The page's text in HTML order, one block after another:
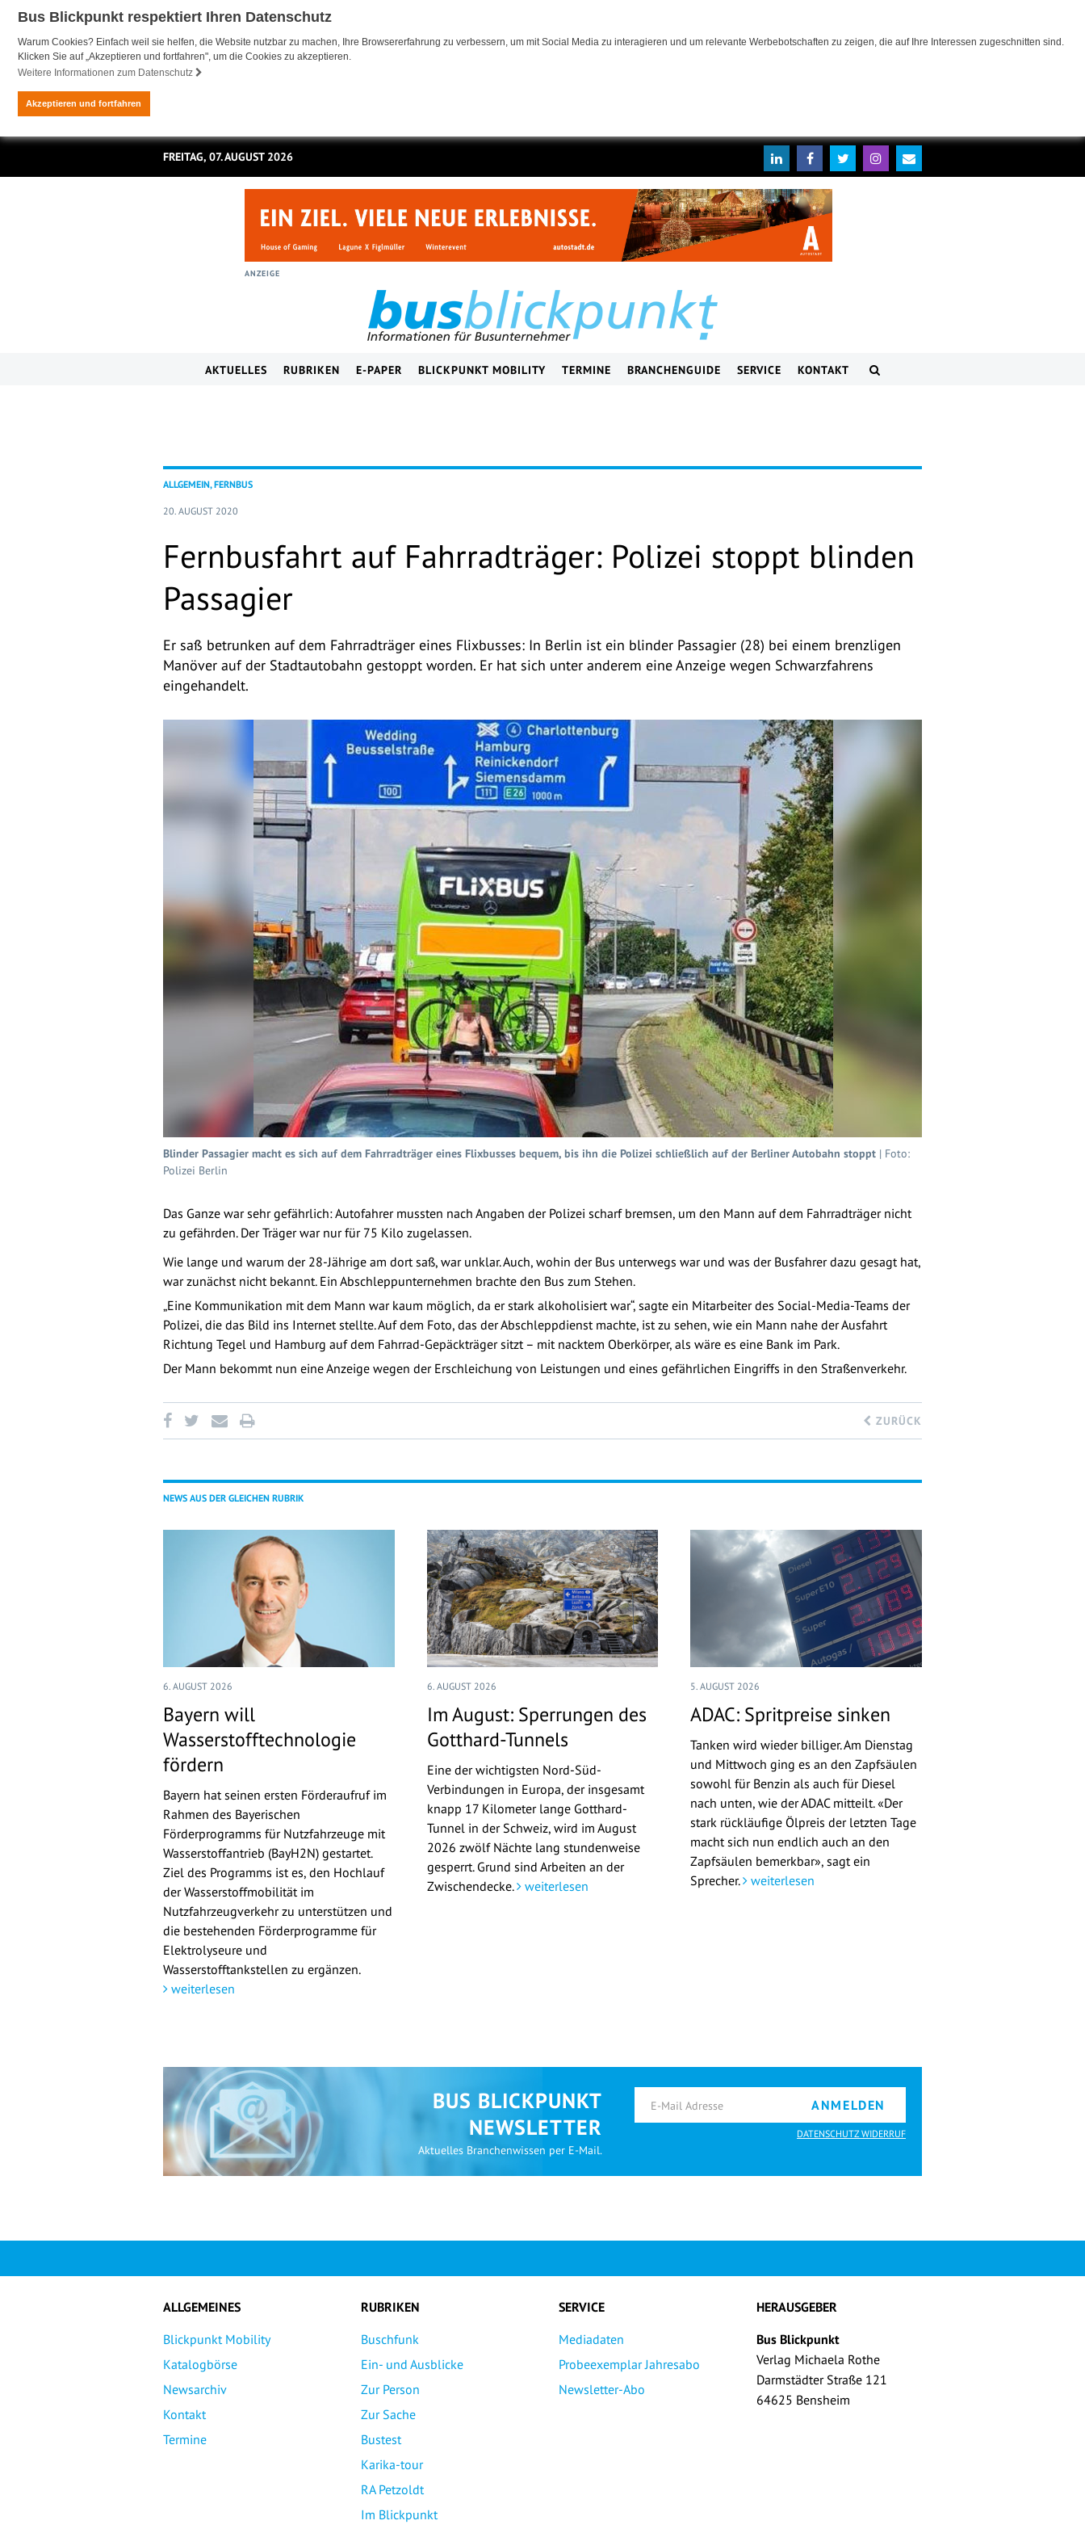
Bus Blickpunkt respektiert Ihren Datenschutz
Warum Cookies? Einfach weil sie helfen, die Website nutzbar zu machen, Ihre Browsererfahrung zu verbessern, um mit Social Media zu interagieren und um relevante Werbebotschaften zu zeigen, die auf Ihre Interessen zugeschnitten sind.
Klicken Sie auf „Akzeptieren und fortfahren", um die Cookies zu akzeptieren.
Weitere Informationen zum Datenschutz
Akzeptieren und fortfahren
FREITAG, 07. AUGUST 2026
ANZEIGE
AKTUELLES RUBRIKEN E-PAPER BLICKPUNKT MOBILITY TERMINE BRANCHENGUIDE SERVICE KONTAKT
ALLGEMEIN, FERNBUS
20. AUGUST 2020
Fernbusfahrt auf Fahrradträger: Polizei stoppt blinden
Passagier
Er saß betrunken auf dem Fahrradträger eines Flixbusses: In Berlin ist ein blinder Passagier (28) bei einem brenzligen
Manöver auf der Stadtautobahn gestoppt worden. Er hat sich unter anderem eine Anzeige wegen Schwarzfahrens
eingehandelt.
Blinder Passagier macht es sich auf dem Fahrradträger eines Flixbusses bequem, bis ihn die Polizei schließlich auf der Berliner Autobahn stoppt | Foto:
Polizei Berlin
Das Ganze war sehr gefährlich: Autofahrer mussten nach Angaben der Polizei scharf bremsen, um den Mann auf dem Fahrradträger nicht
zu gefährden. Der Träger war nur für 75 Kilo zugelassen.
Wie lange und warum der 28-Jährige am dort saß, war unklar. Auch, wohin der Bus unterwegs war und was der Busfahrer dazu gesagt hat,
war zunächst nicht bekannt. Ein Abschleppunternehmen brachte den Bus zum Stehen.
„Eine Kommunikation mit dem Mann war kaum möglich, da er stark alkoholisiert war“, sagte ein Mitarbeiter des Social-Media-Teams der
Polizei, die das Bild ins Internet stellte. Auf dem Foto, das der Abschleppdienst machte, ist zu sehen, wie ein Mann nahe der Ausfahrt
Richtung Tegel und Hamburg auf dem Fahrrad-Gepäckträger sitzt – mit nacktem Oberkörper, als wäre es eine Bank im Park.
Der Mann bekommt nun eine Anzeige wegen der Erschleichung von Leistungen und eines gefährlichen Eingriffs in den Straßenverkehr.
ZURÜCK
NEWS AUS DER GLEICHEN RUBRIK
6. AUGUST 2026
Bayern will
Wasserstofftechnologie
fördern
Bayern hat seinen ersten Förderaufruf im
Rahmen des Bayerischen
Förderprogramms für Nutzfahrzeuge mit
Wasserstoffantrieb (BayH2N) gestartet.
Ziel des Programms ist es, den Hochlauf
der Wasserstoffmobilität im
Nutzfahrzeugverkehr zu unterstützen und
die bestehenden Förderprogramme für
Elektrolyseure und
Wasserstofftankstellen zu ergänzen.
weiterlesen
6. AUGUST 2026
Im August: Sperrungen des
Gotthard-Tunnels
Eine der wichtigsten Nord-Süd-
Verbindungen in Europa, der insgesamt
knapp 17 Kilometer lange Gotthard-
Tunnel in der Schweiz, wird im August
2026 zwölf Nächte lang stundenweise
gesperrt. Grund sind Arbeiten an der
Zwischendecke. weiterlesen
5. AUGUST 2026
ADAC: Spritpreise sinken
Tanken wird wieder billiger. Am Dienstag
und Mittwoch ging es an den Zapfsäulen
sowohl für Benzin als auch für Diesel
nach unten, wie der ADAC mitteilt. «Der
stark rückläufige Ölpreis der letzten Tage
macht sich nun endlich auch an den
Zapfsäulen bemerkbar», sagt ein
Sprecher. weiterlesen
BUS BLICKPUNKT
NEWSLETTER
Aktuelles Branchenwissen per E-Mail.
ANMELDEN
DATENSCHUTZ WIDERRUF
ALLGEMEINES
Blickpunkt Mobility
Katalogbörse
Newsarchiv
Kontakt
Termine
RUBRIKEN
Buschfunk
Ein- und Ausblicke
Zur Person
Zur Sache
Bustest
Karika-tour
RA Petzoldt
Im Blickpunkt
SERVICE
Mediadaten
Probeexemplar Jahresabo
Newsletter-Abo
HERAUSGEBER
Bus Blickpunkt
Verlag Michaela Rothe
Darmstädter Straße 121
64625 Bensheim